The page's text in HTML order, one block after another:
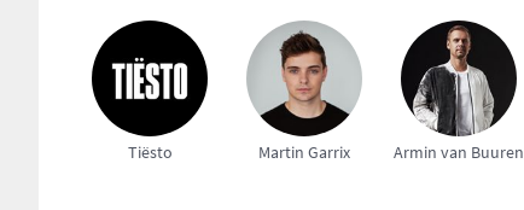
Tiësto Martin Garrix Armin van Buuren